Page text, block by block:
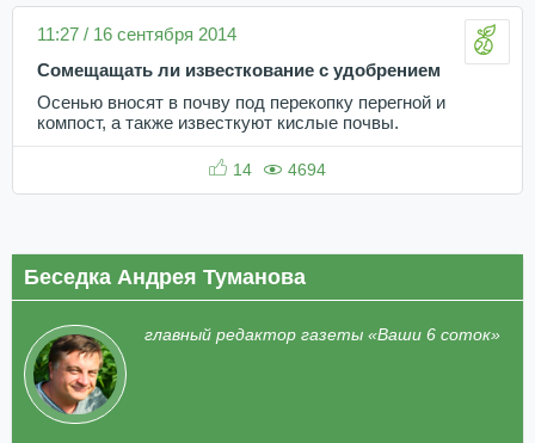
11:27 / 16 сентября 2014
Сомещащать ли известкование с удобрением
Осенью вносят в почву под перекопку перегной и
компост, а также известкуют кислые почвы.
14 4694
Беседка Андрея Туманова
главный редактор газеты «Ваши 6 соток»